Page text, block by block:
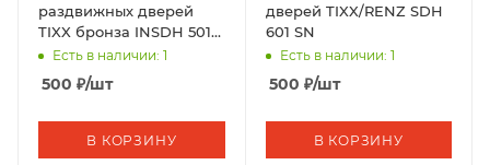
раздвижных дверей
TIXX бронза INSDH 501
ABЕсть в наличии: 1
500 ₽/шт
В КОРЗИНУ
дверей TIXX/RENZ SDH
601 SN
Есть в наличии: 1
500 ₽/шт
В КОРЗИНУ